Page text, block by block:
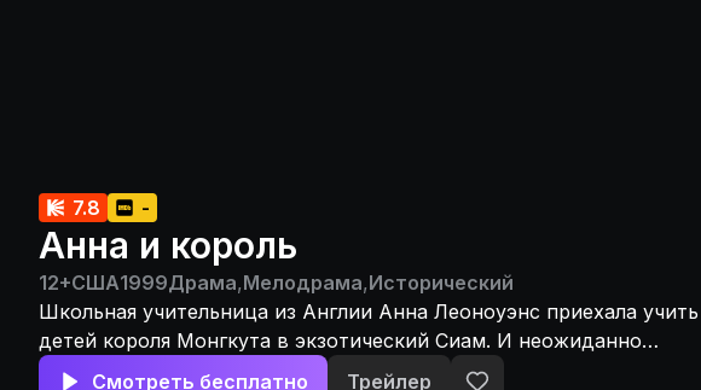
7.8 -
Анна и король
12+США1999Драма,Мелодрама,Исторический
Школьная учительница из Англии Анна Леоноуэнс приехала учить
детей короля Монгкута в экзотический Сиам. И неожиданно
западная чувственность сталкивается с психологией восточного
Смотреть бесплатно Трейлер